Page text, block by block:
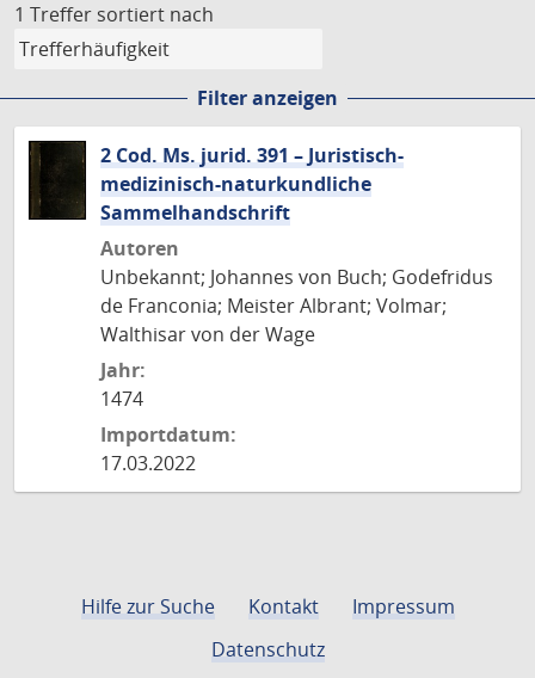
1 Treffer sortiert nach
Filter anzeigen
2 Cod. Ms. jurid. 391 – Juristisch-
medizinisch-naturkundliche
Sammelhandschrift
Autoren
Unbekannt; Johannes von Buch; Godefridus
de Franconia; Meister Albrant; Volmar;
Walthisar von der Wage
Jahr:
1474
Importdatum:
17.03.2022
Hilfe zur Suche Kontakt
Impressum
Datenschutz